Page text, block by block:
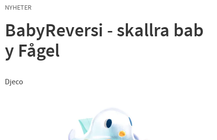
NYHETER
BabyReversi - skallra bab
y Fågel
Djeco